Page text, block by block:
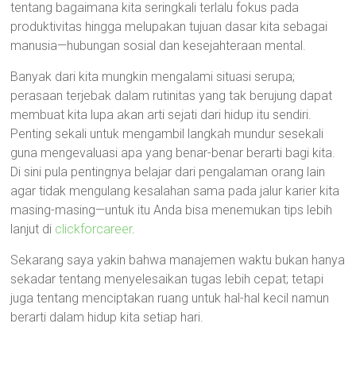
tentang bagaimana kita seringkali terlalu fokus pada
produktivitas hingga melupakan tujuan dasar kita sebagai
manusia—hubungan sosial dan kesejahteraan mental.
Banyak dari kita mungkin mengalami situasi serupa;
perasaan terjebak dalam rutinitas yang tak berujung dapat
membuat kita lupa akan arti sejati dari hidup itu sendiri.
Penting sekali untuk mengambil langkah mundur sesekali
guna mengevaluasi apa yang benar-benar berarti bagi kita.
Di sini pula pentingnya belajar dari pengalaman orang lain
agar tidak mengulang kesalahan sama pada jalur karier kita
masing-masing—untuk itu Anda bisa menemukan tips lebih
lanjut di clickforcareer.
Sekarang saya yakin bahwa manajemen waktu bukan hanya
sekadar tentang menyelesaikan tugas lebih cepat; tetapi
juga tentang menciptakan ruang untuk hal-hal kecil namun
berarti dalam hidup kita setiap hari.